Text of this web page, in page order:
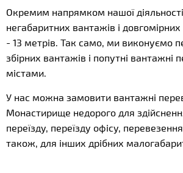
Окремим напрямком нашої
негабаритних вантажів і
- 13 метрів. Так само, ми виконуємо
збірних вантажів і попутні вантажні
містами.
У нас можна замовити вантажні
Монастирище недорого для
переїзду, переїзду офісу,
також, для інших дрібних